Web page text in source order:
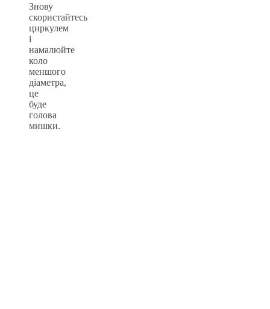
Знову
скористайтесь
циркулем
і
намалюйте
коло
меншого
діаметра,
це
буде
голова
мишки.